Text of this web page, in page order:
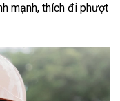
mạnh, thích đi phượt